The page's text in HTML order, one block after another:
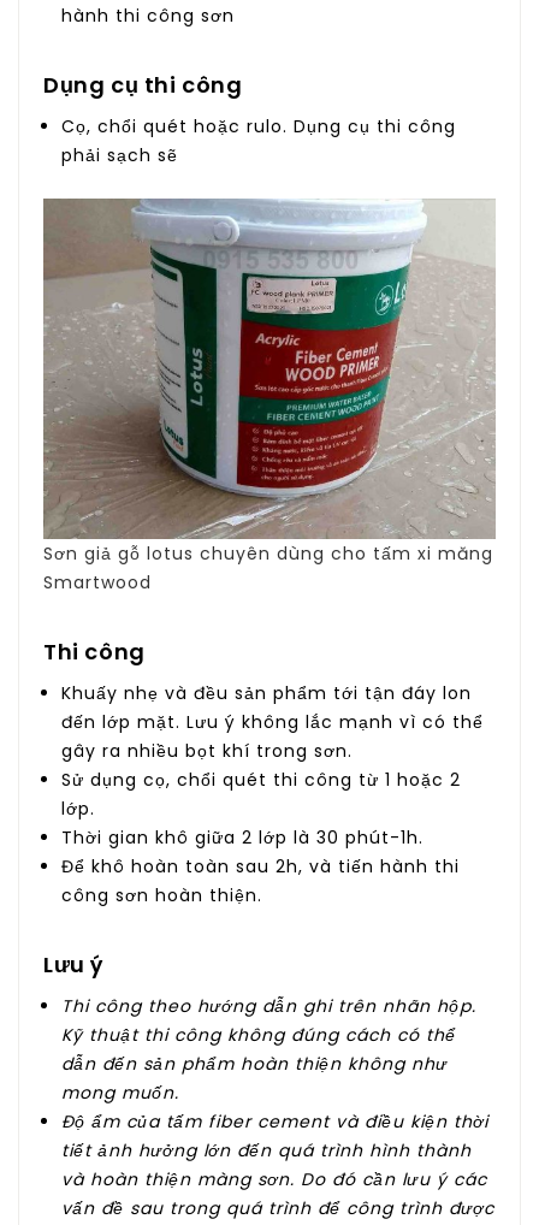
hành thi công sơn
Dụng cụ thi công
Cọ, chổi quét hoặc rulo. Dụng cụ thi công
phải sạch sẽ
Sơn giả gỗ lotus chuyên dùng cho tấm xi măng
Smartwood
Thi công
Khuấy nhẹ và đều sản phẩm tới tận đáy lon
đến lớp mặt. Lưu ý không lắc mạnh vì có thể
gây ra nhiều bọt khí trong sơn.
Sử dụng cọ, chổi quét thi công từ 1 hoặc 2
lớp.
Thời gian khô giữa 2 lớp là 30 phút-1h.
Để khô hoàn toàn sau 2h, và tiến hành thi
công sơn hoàn thiện.
Lưu ý
Thi công theo hướng dẫn ghi trên nhãn hộp.
Kỹ thuật thi công không đúng cách có thể
dẫn đến sản phẩm hoàn thiện không như
mong muốn.
Độ ẩm của tấm fiber cement và điều kiện thời
tiết ảnh hưởng lớn đến quá trình hình thành
và hoàn thiện màng sơn. Do đó cần lưu ý các
vấn đề sau trong quá trình để công trình được